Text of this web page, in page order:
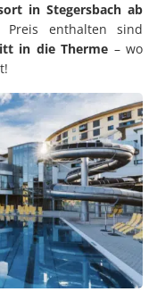
in Stegersbach ab
enthalten sind
in die Therme – wo